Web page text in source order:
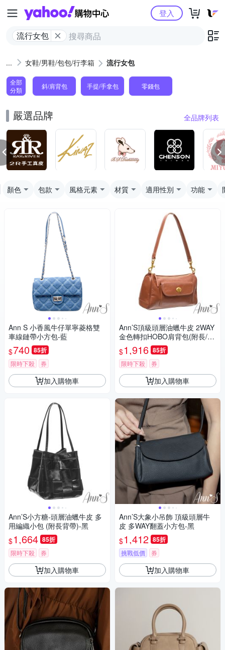
Yahoo購物中心
流行女包
登入
女鞋/男鞋/包包/行李箱 流行女包
全部
分類
斜/肩背包 手提/手拿包 零錢包
嚴選品牌 全品牌列表
顏色 包款 風格元素 材質 適用性別 功能
Ann S 小香風牛仔單寧菱格雙
車線鏈帶小方包-藍
$740 85折
限時下殺 券
加入購物車
Ann’S小方糖-頭層油蠟牛皮 多
用編織小包 (附長背帶)-黑
$1,664 85折
限時下殺 券
加入購物車
Ann’S頂級頭層油蠟牛皮 2WAY
金色轉扣HOBO肩背包(附長/短
背帶)-棕
$1,916 85折
限時下殺 券
加入購物車
Ann’S大象小吊飾 頂級頭層牛
皮 多WAY翻蓋小方包-黑
$1,412 85折
挑戰低價 券
加入購物車